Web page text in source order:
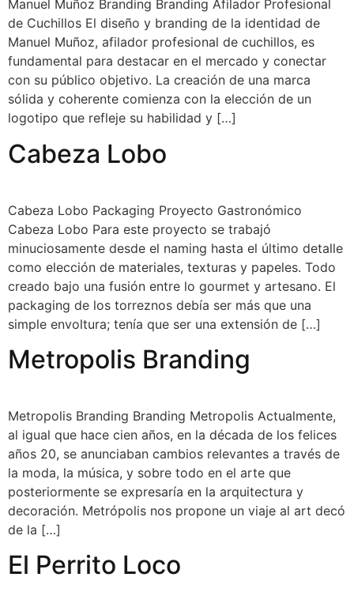
Manuel Muñoz Branding Branding Afilador Profesional
de Cuchillos El diseño y branding de la identidad de
Manuel Muñoz, afilador profesional de cuchillos, es
fundamental para destacar en el mercado y conectar
con su público objetivo. La creación de una marca
sólida y coherente comienza con la elección de un
logotipo que refleje su habilidad y […]
Cabeza Lobo
Cabeza Lobo Packaging Proyecto Gastronómico
Cabeza Lobo Para este proyecto se trabajó
minuciosamente desde el naming hasta el último detalle
como elección de materiales, texturas y papeles. Todo
creado bajo una fusión entre lo gourmet y artesano. El
packaging de los torreznos debía ser más que una
simple envoltura; tenía que ser una extensión de […]
Metropolis Branding
Metropolis Branding Branding Metropolis Actualmente,
al igual que hace cien años, en la década de los felices
años 20, se anunciaban cambios relevantes a través de
la moda, la música, y sobre todo en el arte que
posteriormente se expresaría en la arquitectura y
decoración. Metrópolis nos propone un viaje al art decó
de la […]
El Perrito Loco